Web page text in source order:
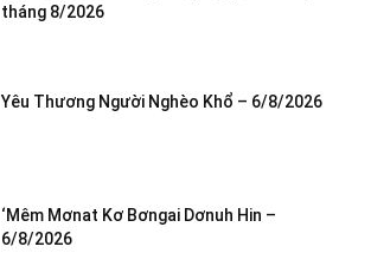
tháng 8/2026
Yêu Thương Người Nghèo Khổ – 6/8/2026
‘Mêm Mơnat Kơ Bơngai Dơnuh Hin –
6/8/2026